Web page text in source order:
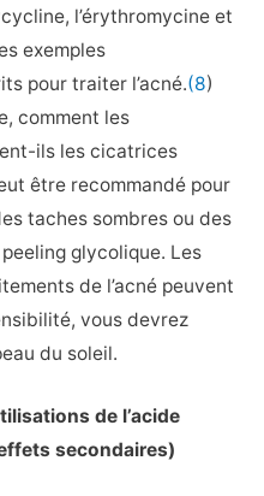
l’érythromycine et
exemples
pour traiter l’acné.(8)
comment les
ils les cicatrices
être recommandé pour
taches sombres ou des
glycolique. Les
de l’acné peuvent
vous devrez
du soleil.
de l’acide
secondaires)